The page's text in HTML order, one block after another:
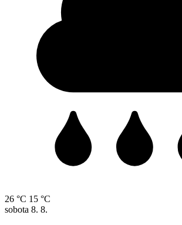
26 °C 15 °C
sobota 8. 8.